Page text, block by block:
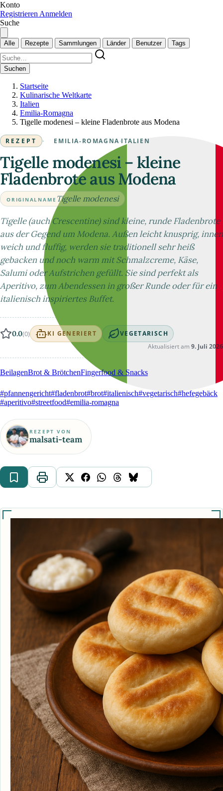
Konto
Registrieren Anmelden
Suche
Alle Rezepte Sammlungen Länder Benutzer Tags
Suchen
Startseite
Kulinarische Weltkarte
Italien
Emilia-Romagna
Tigelle modenesi – kleine Fladenbrote aus Modena
REZEPT · EMILIA-ROMAGNA ·ITALIEN
Tigelle modenesi – kleine
Fladenbrote aus Modena
ORIGINALNAME Tigelle modenesi
Tigelle (auch Crescentine) sind kleine, runde Fladenbrote
aus der Gegend um Modena. Außen leicht knusprig, innen
weich und fluffig, werden sie traditionell sehr heiß
gebacken und noch warm mit Schmalzcreme, Käse,
Salumi oder Aufstrichen gefüllt. Sie sind perfekt als
Aperitivo, zum Abendessen in großer Runde oder für ein
italienisch inspiriertes Buffet.
0.0(0) KI GENERIERT VEGETARISCH
Aktualisiert am 9. Juli 2026
BeilagenBrot & BrötchenFingerfood & Snacks
#pfannengericht#fladenbrot#brot#italienisch#vegetarisch#hefegebäck
#aperitivo#streetfood#emilia-romagna
REZEPT VON
malsati-team